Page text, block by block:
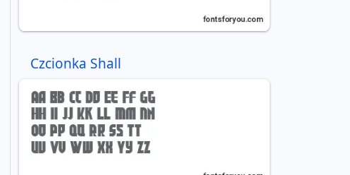
Czcionka Shall